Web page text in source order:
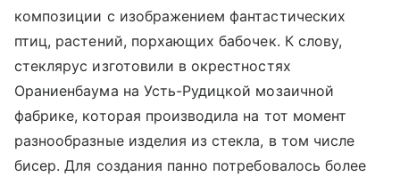
композиции с изображением фантастических
птиц, растений, порхающих бабочек. К слову,
стеклярус изготовили в окрестностях
Ораниенбаума на Усть-Рудицкой мозаичной
фабрике, которая производила на тот момент
разнообразные изделия из стекла, в том числе
бисер. Для создания панно потребовалось более